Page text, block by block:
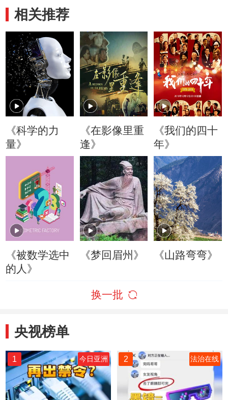
相关推荐
《科学的力
量》
《在影像里重
逢》
《我们的四十
年》
《被数学选中
的人》
《梦回眉州》 《山路弯弯》
换一批
央视榜单
1 今日亚洲 2 法治在线